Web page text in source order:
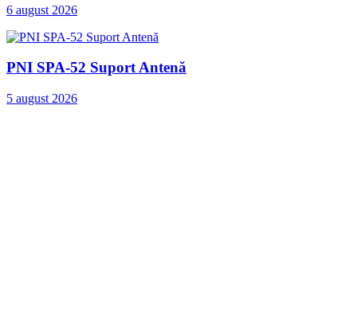
6 august 2026
PNI SPA-52 Suport Antenă
5 august 2026